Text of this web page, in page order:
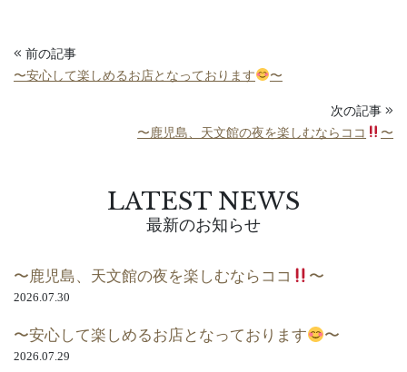
前の記事
〜安心して楽しめるお店となっております 〜
次の記事
〜鹿児島、天文館の夜を楽しむならココ 〜
LATEST NEWS
最新のお知らせ
〜鹿児島、天文館の夜を楽しむならココ 〜
2026.07.30
〜安心して楽しめるお店となっております 〜
2026.07.29